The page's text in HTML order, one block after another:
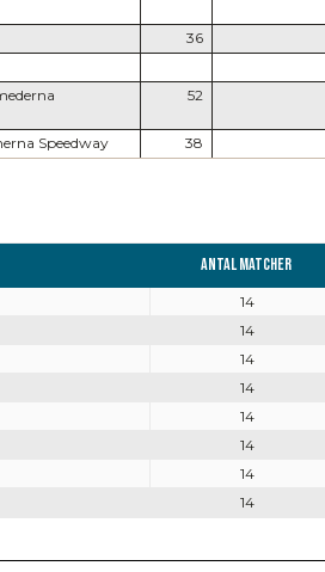
36
52
Speedway 38
Antal matcher
14
14
14
14
14
14
14
14